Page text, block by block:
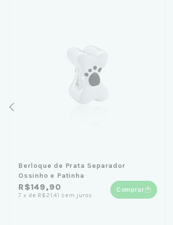
Berloque de Prata Separador
Ossinho e Patinha
R$149,90
7 x de R$21,41 sem juros
Comprar